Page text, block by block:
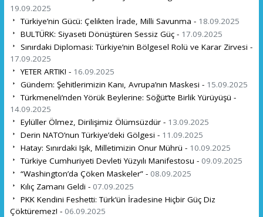
19.09.2025
Türkiye’nin Gücü: Çelikten İrade, Milli Savunma - 18.09.2025
BULTÜRK: Siyaseti Dönüştüren Sessiz Güç - 17.09.2025
Sınırdaki Diplomasi: Türkiye’nin Bölgesel Rolü ve Karar Zirvesi -
17.09.2025
YETER ARTIK! - 16.09.2025
Gündem: Şehitlerimizin Kanı, Avrupa’nın Maskesi - 15.09.2025
Türkmeneli’nden Yörük Beylerine: Söğüt’te Birlik Yürüyüşü -
14.09.2025
Eylüller Ölmez, Dirilişimiz Ölümsüzdür - 13.09.2025
Derin NATO’nun Türkiye’deki Gölgesi - 11.09.2025
Hatay: Sınırdaki Işık, Milletimizin Onur Mührü - 10.09.2025
Türkiye Cumhuriyeti Devleti Yüzyılı Manifestosu - 09.09.2025
“Washington’da Çöken Maskeler” - 08.09.2025
Kılıç Zamanı Geldi - 07.09.2025
PKK Kendini Feshetti: Türk’ün İradesine Hiçbir Güç Diz
Çöktüremez! - 06.09.2025